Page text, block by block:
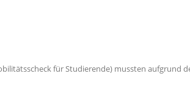
für Studierende) mussten aufgrund